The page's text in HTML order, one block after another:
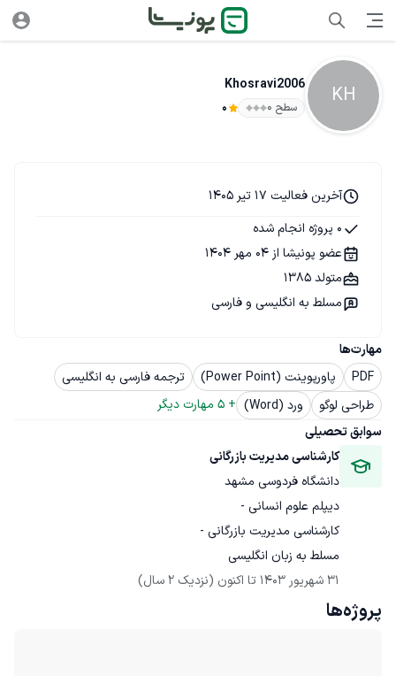
KH
Khosravi2006
سطح ۰ 0
مهارت‌ها
PDF
پاورپوینت (Power Point)
ترجمه فارسی به انگلیسی
طراحی لوگو
ورد (Word) +
5 مهارت دیگر
سوابق تحصیلی
کارشناسی مدیریت بازرگانی
دانشگاه فردوسی مشهد
مسلط به زبان انگلیسی
31 شهریور 1403
تا اکنون (نزدیک 2 سال)
آخرین فعالیت 17 تیر 1405
0 پروژه انجام شده
عضو پونیشا از 04 مهر 1404
متولد 1385
مسلط به انگلیسی و فارسی
پروژه‌ها